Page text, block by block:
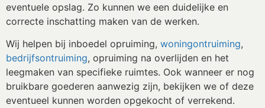
eventuele opslag. Zo kunnen we een duidelijke en
correcte inschatting maken van de werken.
Wij helpen bij inboedel opruiming, woningontruiming,
bedrijfsontruiming, opruiming na overlijden en het
leegmaken van specifieke ruimtes. Ook wanneer er nog
bruikbare goederen aanwezig zijn, bekijken we of deze
eventueel kunnen worden opgekocht of verrekend.